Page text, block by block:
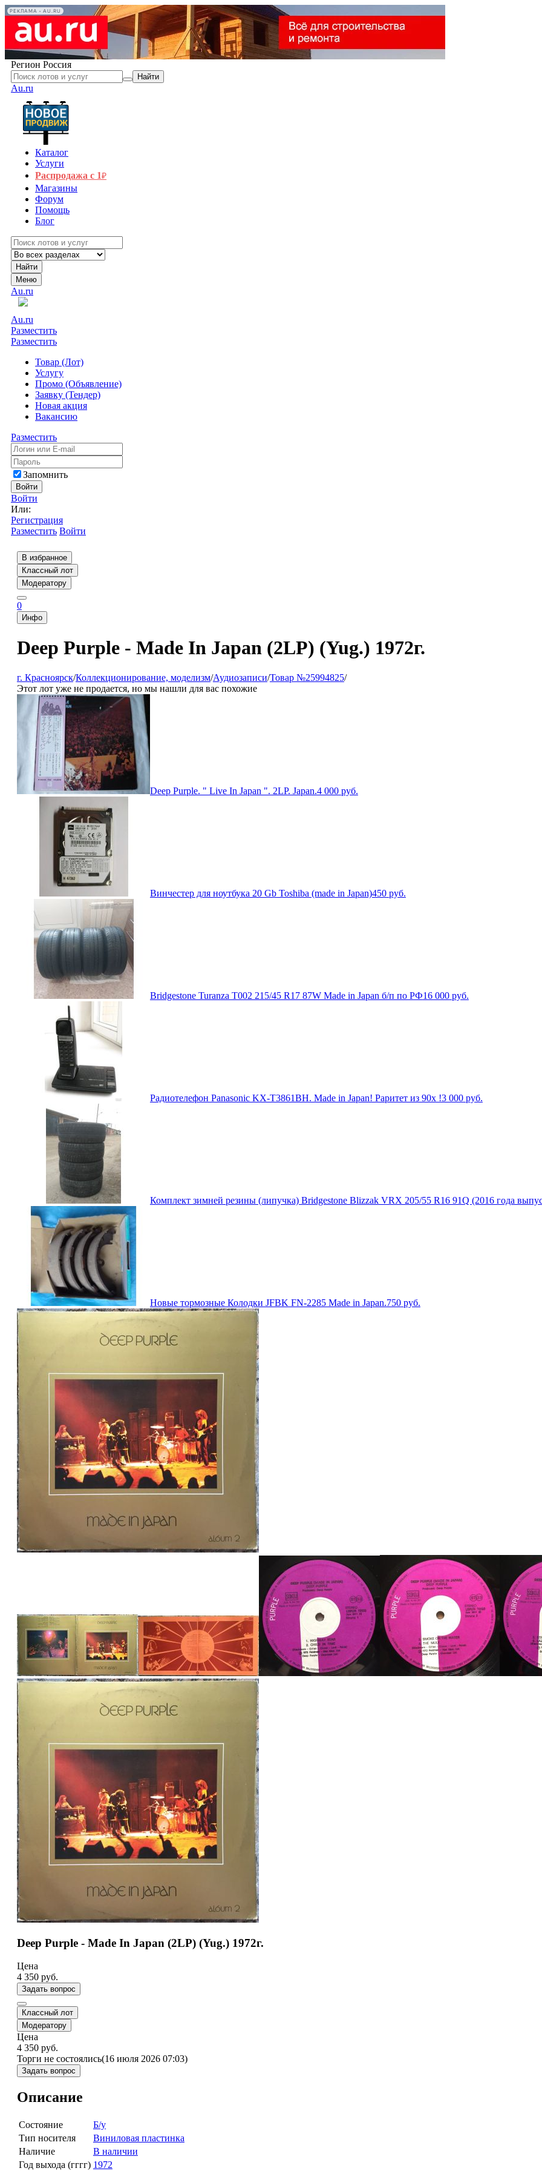
РЕКЛАМА • AU.RU
Регион Россия
Найти
Au.ru
Каталог
Услуги
Распродажа с 1₽
Магазины
Форум
Помощь
Блог
Найти
Меню
Au.ru
Au.ru
Разместить
Разместить
Товар (Лот)
Услугу
Промо (Объявление)
Заявку (Тендер)
Новая акция
Вакансию
Разместить
Запомнить
Войти
Войти
Или:
Регистрация
Разместить Войти
В избранное
Классный лот
Модератору
0
Инфо
Deep Purple - Made In Japan (2LP) (Yug.) 1972г.
г. Красноярск/Коллекционирование, моделизм/Аудиозаписи/Товар №25994825/
Этот лот уже не продается, но мы нашли для вас похожие
Deep Purple. " Live In Japan ". 2LP. Japan.4 000 руб.
Винчестер для ноутбука 20 Gb Toshiba (made in Japan)450 руб.
Bridgestone Turanza T002 215/45 R17 87W Made in Japan б/п по РФ16 000 руб.
Радиотелефон Panasonic KX-T3861BH. Made in Japan! Раритет из 90х !3 000 руб.
Комплект зимней резины (липучка) Bridgestone Blizzak VRX 205/55 R16 91Q (2016 года
Новые тормозные Колодки JFBK FN-2285 Made in Japan.750 руб.
Deep Purple - Made In Japan (2LP) (Yug.) 1972г.
Цена
4 350 руб.
Задать вопрос
Классный лот
Модератору
Цена
4 350 руб.
Торги не состоялись(16 июля 2026 07:03)
Задать вопрос
Описание
Состояние
Б/у
Тип носителя
Виниловая пластинка
Наличие
В наличии
Год выхода (гггг) 1972